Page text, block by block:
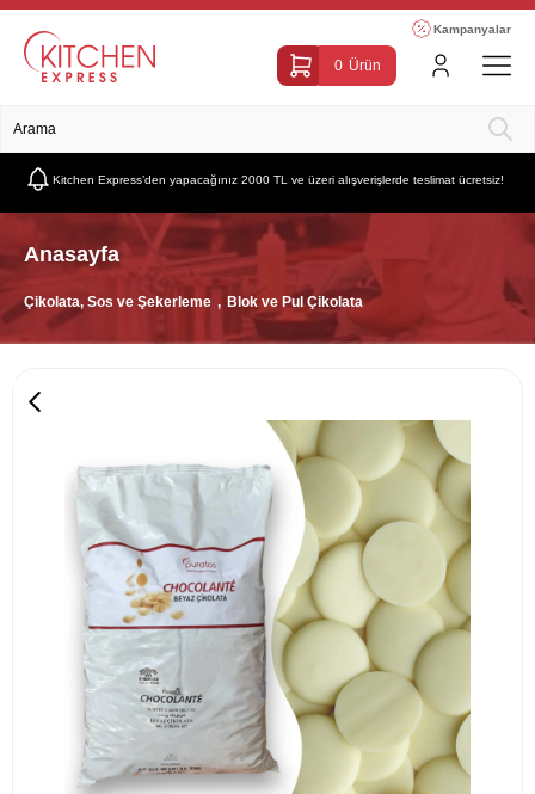
Kampanyalar
0 Ürün
Kitchen Express’den yapacağınız 2000 TL ve üzeri alışverişlerde teslimat ücretsiz!
Anasayfa
Çikolata, Sos ve Şekerleme Blok ve Pul Çikolata